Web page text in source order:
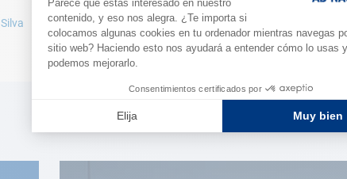
Silva